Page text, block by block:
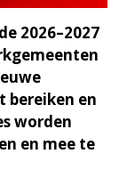
2026–2027
bereiken en
worden
en mee te